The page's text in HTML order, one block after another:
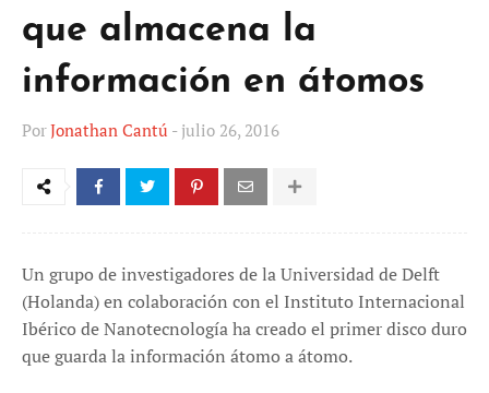
que almacena la
información en átomos
PorJonathan Cantú - julio 26, 2016
Un grupo de investigadores de la Universidad de Delft
(Holanda) en colaboración con el Instituto Internacional
Ibérico de Nanotecnología ha creado el primer disco duro
que guarda la información átomo a átomo.